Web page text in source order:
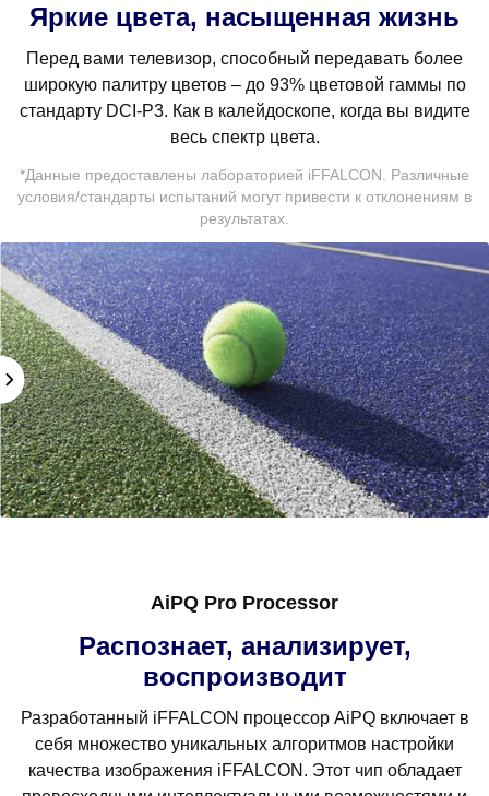
Яркие цвета, насыщенная жизнь
Перед вами телевизор, способный передавать более
широкую палитру цветов – до 93% цветовой гаммы по
стандарту DCI-P3. Как в калейдоскопе, когда вы видите
весь спектр цвета.
*Данные предоставлены лабораторией iFFALCON. Различные
условия/стандарты испытаний могут привести к отклонениям в
результатах.
AiPQ Pro Processor
Распознает, анализирует,
воспроизводит
Разработанный iFFALCON процессор AiPQ включает в
себя множество уникальных алгоритмов настройки
качества изображения iFFALCON. Этот чип обладает